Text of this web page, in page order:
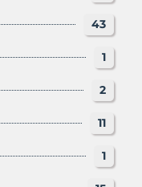
43
1
2
11
1